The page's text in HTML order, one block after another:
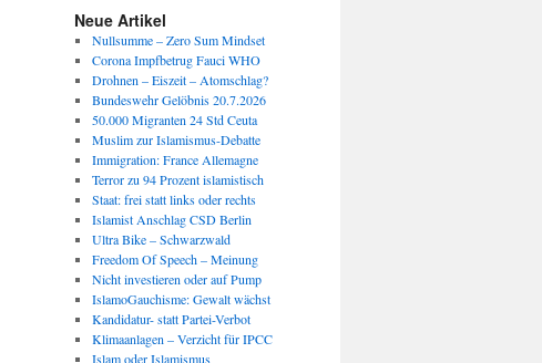
Neue Artikel
Nullsumme – Zero Sum Mindset
Corona Impfbetrug Fauci WHO
Drohnen – Eiszeit – Atomschlag?
Bundeswehr Gelöbnis 20.7.2026
50.000 Migranten 24 Std Ceuta
Muslim zur Islamismus-Debatte
Immigration: France Allemagne
Terror zu 94 Prozent islamistisch
Staat: frei statt links oder rechts
Islamist Anschlag CSD Berlin
Ultra Bike – Schwarzwald
Freedom Of Speech – Meinung
Nicht investieren oder auf Pump
IslamoGauchisme: Gewalt wächst
Kandidatur- statt Partei-Verbot
Klimaanlagen – Verzicht für IPCC
Islam oder Islamismus